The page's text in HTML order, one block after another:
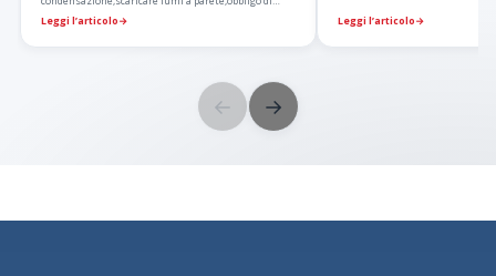
scaricare…
Leggi l’articolo→ Leggi l’articolo→
← →